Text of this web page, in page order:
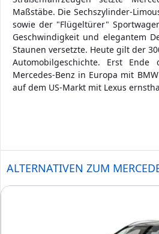
Maßstäbe. Die Sechszylinder-
sowie der "Flügeltürer"
Geschwindigkeit und elegantem
Staunen versetzte. Heute gilt der
Automobilgeschichte. Erst Ende
Mercedes-Benz in Europa mit
auf dem US-Markt mit Lexus
ALTERNATIVEN ZUM